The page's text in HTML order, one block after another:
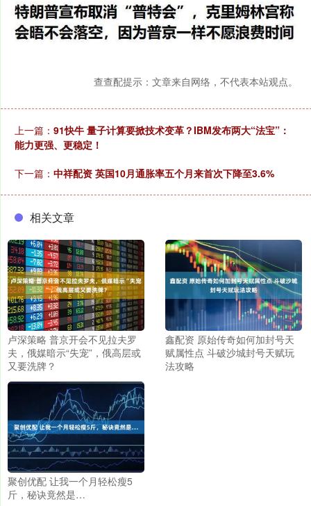
查查配提示：文章来自网络，不代表本站观点。
上一篇： 91快牛 量子计算要掀技术变革？IBM发布两大“法宝”：
能力更强、更稳定！
下一篇： 中祥配资 英国10月通胀率五个月来首次下降至3.6%
相关文章
卢深策略 普京开会不见拉夫罗
夫，俄媒暗示“失宠”，俄高层或
又要洗牌？
鑫配资 原始传奇如何加封号天
赋属性点 斗破沙城封号天赋玩
法攻略
聚创优配 让我一个月轻松瘦5
斤，秘诀竟然是…